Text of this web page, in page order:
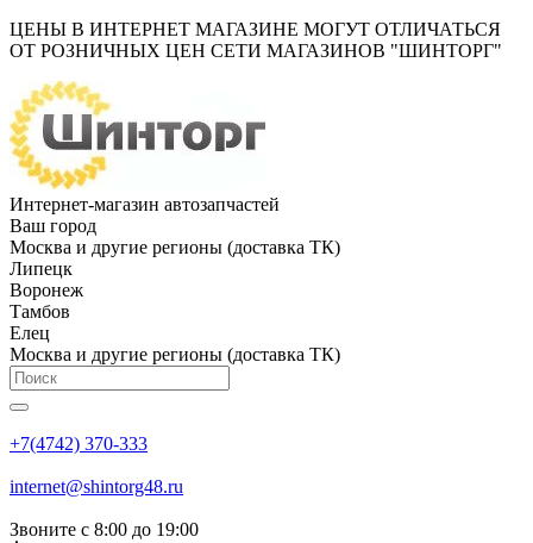
ЦЕНЫ В ИНТЕРНЕТ МАГАЗИНЕ МОГУТ ОТЛИЧАТЬСЯ
ОТ РОЗНИЧНЫХ ЦЕН СЕТИ МАГАЗИНОВ "ШИНТОРГ"
Интернет-магазин автозапчастей
Ваш город
Москва и другие регионы (доставка ТК)
Липецк
Воронеж
Тамбов
Елец
Москва и другие регионы (доставка ТК)
+7(4742) 370-333
internet@shintorg48.ru
Звоните с 8:00 до 19:00